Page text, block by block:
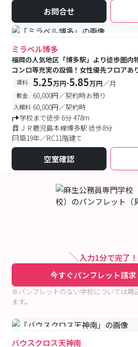
お問合せ
#女性優先フロアあり #予約受付中 #空
ミラベル博多
福岡の人気地区「博多駅」より徒歩圏内
コンロ等充実の設備！女性優先フロアあり
賃料 5.25万円-5.85万円／月
敷金 60,000円／契約時お預り
入館料 60,000円／契約時
学校まで徒歩 6分 478m
ＪＲ鹿児島本線博多駅 徒歩8分
築19年／RC11階建て
空室確認
入力1分で完了！
今すぐパンフレット請求
※パンフレットのない学校については周
ます。
#女性専用フロアあり
バウスクロス天神南